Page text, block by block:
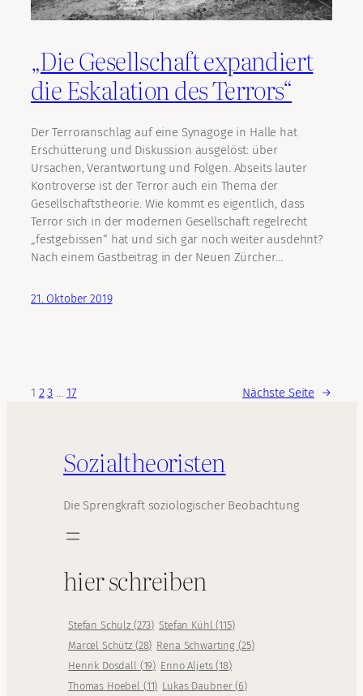
„Die Gesellschaft expandiert
die Eskalation des Terrors“
Der Terroranschlag auf eine Synagoge in Halle hat
Erschütterung und Diskussion ausgelöst: über
Ursachen, Verantwortung und Folgen. Abseits lauter
Kontroverse ist der Terror auch ein Thema der
Gesellschaftstheorie. Wie kommt es eigentlich, dass
Terror sich in der modernen Gesellschaft regelrecht
„festgebissen“ hat und sich gar noch weiter ausdehnt?
Nach einem Gastbeitrag in der Neuen Zürcher…
21. Oktober 2019
1 2 3 … 17 Nächste Seite →
Sozialtheoristen
Die Sprengkraft soziologischer Beobachtung
hier schreiben
Stefan Schulz (273) Stefan Kühl(115)
Marcel Schütz (28) Rena Schwarting (25)
Henrik Dosdall (19) Enno Aljets(18)
Thomas Hoebel (11) Lukas Daubner(6)